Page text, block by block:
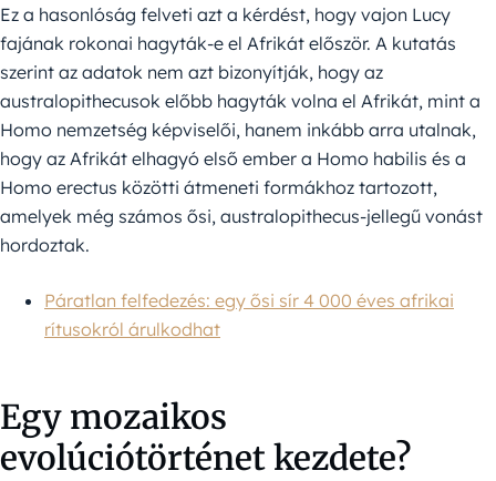
Ez a hasonlóság felveti azt a kérdést, hogy vajon Lucy
fajának rokonai hagyták-e el Afrikát először. A kutatás
szerint az adatok nem azt bizonyítják, hogy az
australopithecusok előbb hagyták volna el Afrikát, mint a
Homo nemzetség képviselői, hanem inkább arra utalnak,
hogy az Afrikát elhagyó első ember a Homo habilis és a
Homo erectus közötti átmeneti formákhoz tartozott,
amelyek még számos ősi, australopithecus-jellegű vonást
hordoztak.
Páratlan felfedezés: egy ősi sír 4 000 éves afrikai
rítusokról árulkodhat
Egy mozaikos
evolúciótörténet kezdete?